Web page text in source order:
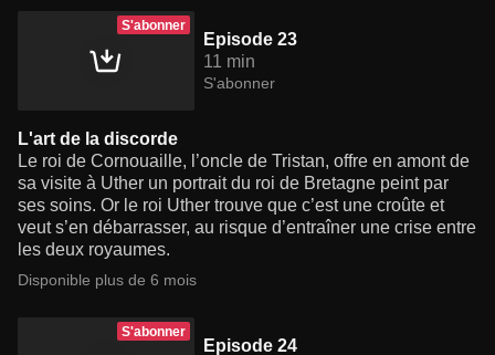
S'abonner
Episode 23
11 min
S'abonner
L'art de la discorde
Le roi de Cornouaille, l’oncle de Tristan, offre en amont de
sa visite à Uther un portrait du roi de Bretagne peint par
ses soins. Or le roi Uther trouve que c’est une croûte et
veut s’en débarrasser, au risque d’entraîner une crise entre
les deux royaumes.
Disponible plus de 6 mois
S'abonner
Episode 24